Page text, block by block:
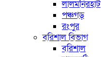
লালমনিরহাট
পঞ্চগড়
রংপুর
বরিশাল বিভাগ
বরিশাল